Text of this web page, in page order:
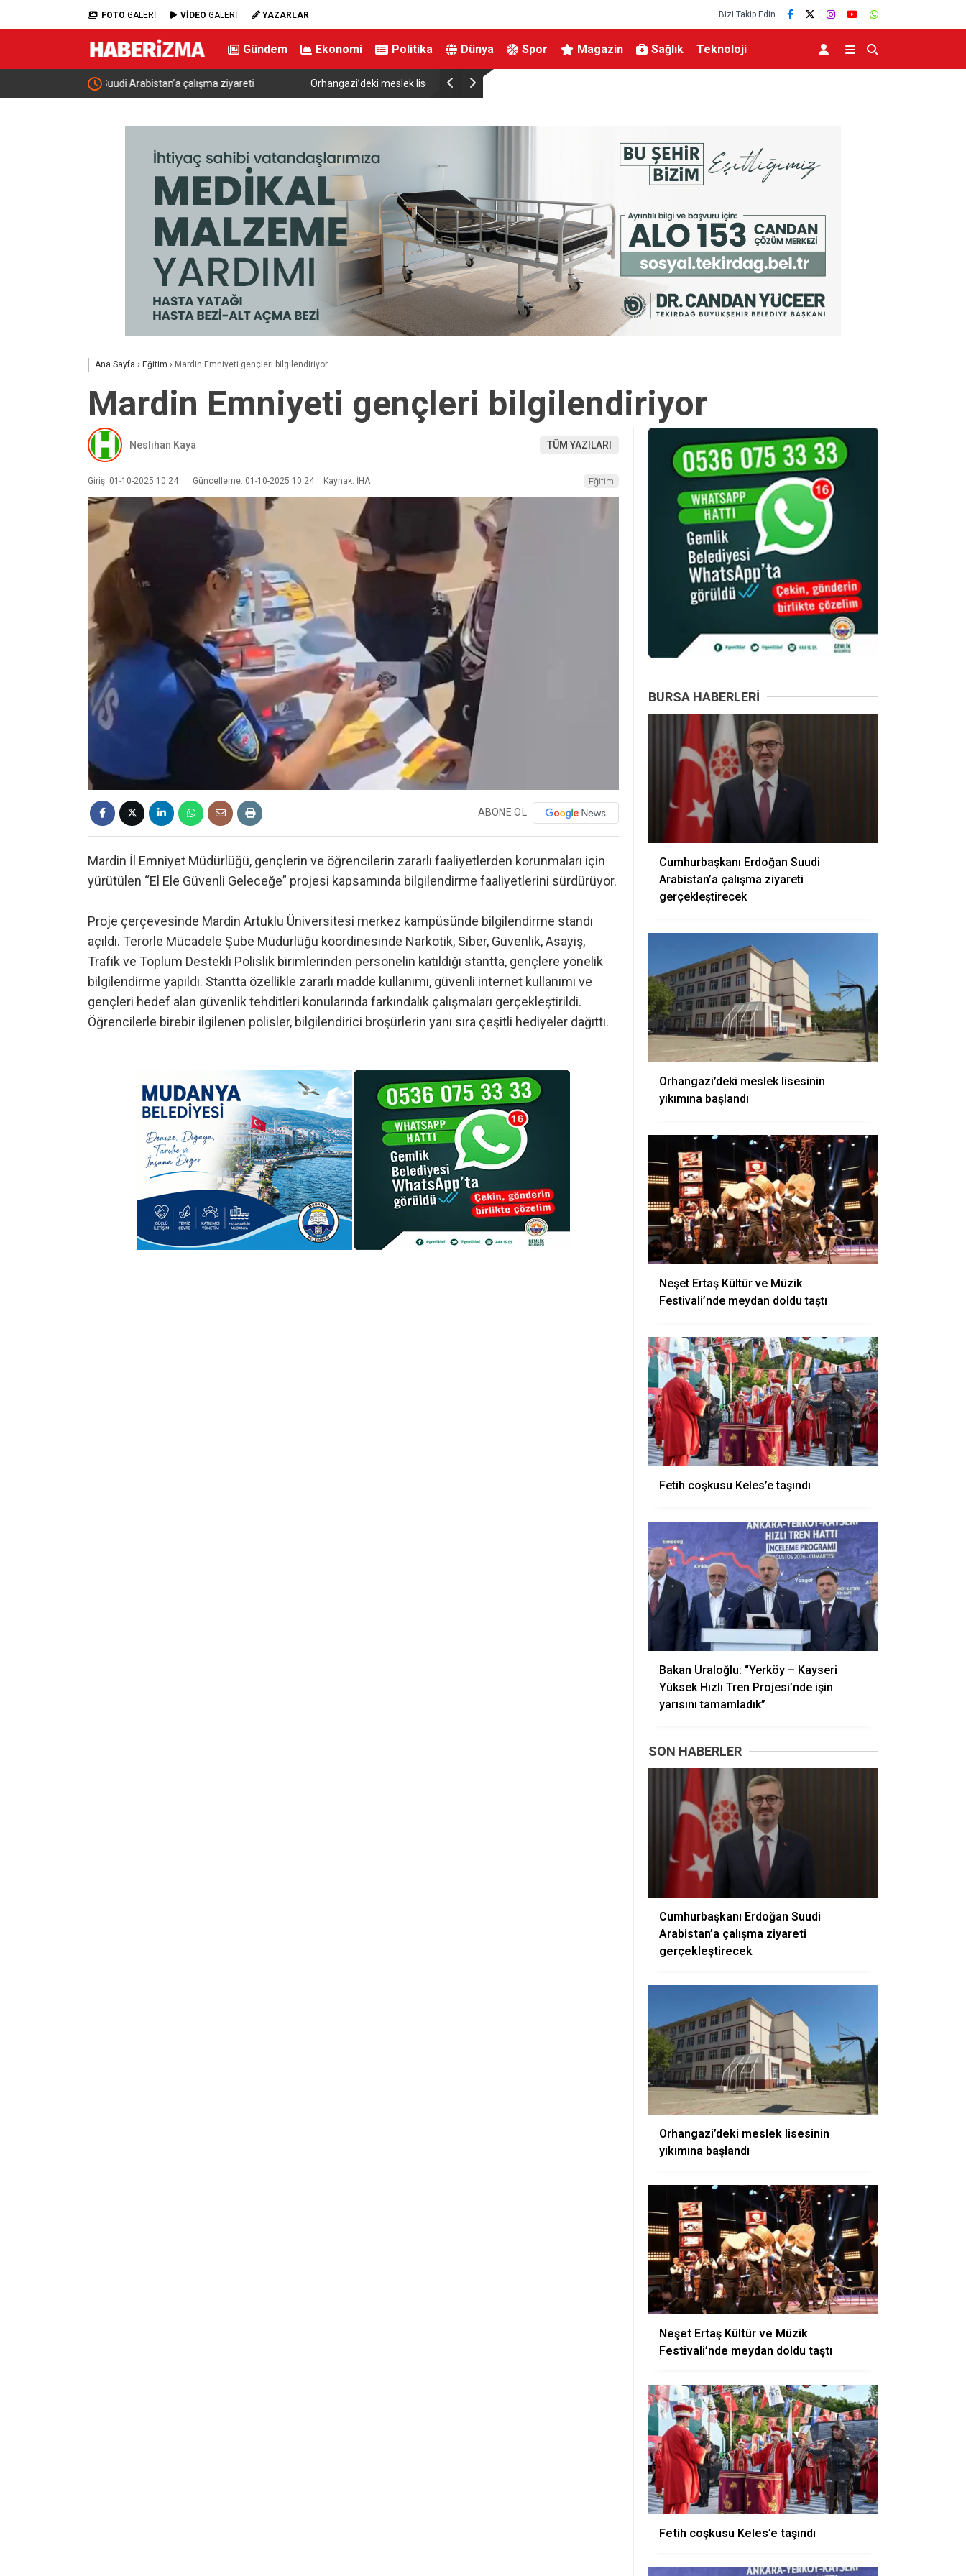
FOTO GALERİ VİDEO GALERİ YAZARLAR Bizi Takip Edin
Gündem Ekonomi Politika Dünya Spor Magazin Sağlık Teknoloji
Orhangazi’deki meslek lisesinin yıkımına başlandı Neşet Ertaş Kültür ve Müzik Festivali’nde meydan doldu taştı
Ana Sayfa › Eğitim › Mardin Emniyeti gençleri bilgilendiriyor
Mardin Emniyeti gençleri bilgilendiriyor
Neslihan Kaya TÜM YAZILARI
Giriş: 01-10-2025 10:24 Güncelleme: 01-10-2025 10:24 Kaynak: İHA Eğitim
ABONE OL
Mardin İl Emniyet Müdürlüğü, gençlerin ve öğrencilerin zararlı faaliyetlerden korunmaları için
yürütülen “El Ele Güvenli Geleceğe” projesi kapsamında bilgilendirme faaliyetlerini sürdürüyor.
Proje çerçevesinde Mardin Artuklu Üniversitesi merkez kampüsünde bilgilendirme standı
açıldı. Terörle Mücadele Şube Müdürlüğü koordinesinde Narkotik, Siber, Güvenlik, Asayiş,
Trafik ve Toplum Destekli Polislik birimlerinden personelin katıldığı stantta, gençlere yönelik
bilgilendirme yapıldı. Stantta özellikle zararlı madde kullanımı, güvenli internet kullanımı ve
gençleri hedef alan güvenlik tehditleri konularında farkındalık çalışmaları gerçekleştirildi.
Öğrencilerle birebir ilgilenen polisler, bilgilendirici broşürlerin yanı sıra çeşitli hediyeler dağıttı.
BURSA HABERLERI
Cumhurbaşkanı Erdoğan Suudi
Arabistan’a çalışma ziyareti
gerçekleştirecek
Orhangazi’deki meslek lisesinin
yıkımına başlandı
Neşet Ertaş Kültür ve Müzik
Festivali’nde meydan doldu taştı
Fetih coşkusu Keles’e taşındı
Bakan Uraloğlu: “Yerköy – Kayseri
Yüksek Hızlı Tren Projesi’nde işin
yarısını tamamladık”
SON HABERLER
Cumhurbaşkanı Erdoğan Suudi
Arabistan’a çalışma ziyareti
gerçekleştirecek
Orhangazi’deki meslek lisesinin
yıkımına başlandı
Neşet Ertaş Kültür ve Müzik
Festivali’nde meydan doldu taştı
Fetih coşkusu Keles’e taşındı